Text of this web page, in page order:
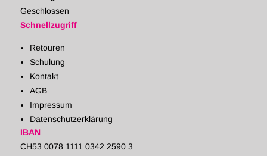
Geschlossen
Schnellzugriff
Retouren
Schulung
Kontakt
AGB
Impressum
Datenschutzerklärung
IBAN
CH53 0078 1111 0342 2590 3